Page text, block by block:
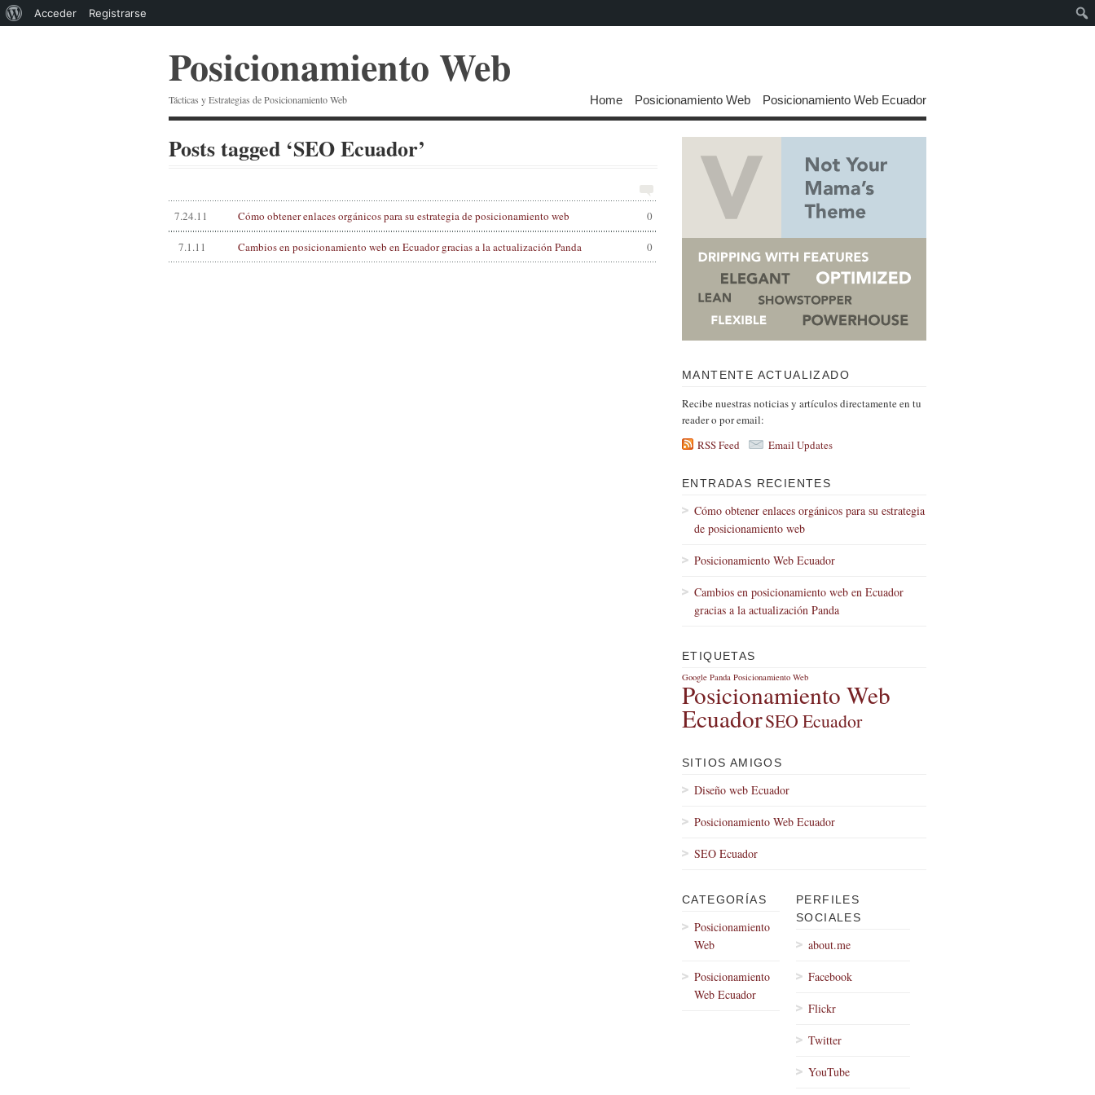
Posicionamiento Web
Tácticas y Estrategias de Posicionamiento Web Home Posicionamiento Web Posicionamiento Web Ecuador
Posts tagged ‘SEO Ecuador’
0
7.24.11 Cómo obtener enlaces orgánicos para su estrategia de posicionamiento web
0
7.1.11 Cambios en posicionamiento web en Ecuador gracias a la actualización Panda
MANTENTE ACTUALIZADO
Recibe nuestras noticias y artículos directamente en tu
reader o por email:
RSS Feed
Email Updates
ENTRADAS RECIENTES
Cómo obtener enlaces orgánicos para su estrategia
de posicionamiento web
Posicionamiento Web Ecuador
Cambios en posicionamiento web en Ecuador
gracias a la actualización Panda
ETIQUETAS
Google Panda Posicionamiento Web
Posicionamiento Web
EcuadorSEO Ecuador
SITIOS AMIGOS
Diseño web Ecuador
Posicionamiento Web Ecuador
SEO Ecuador
CATEGORÍAS
Posicionamiento
Web
Posicionamiento
Web Ecuador
PERFILES
SOCIALES
about.me
Facebook
Flickr
Twitter
YouTube
Acerca
Acceder Registrarse